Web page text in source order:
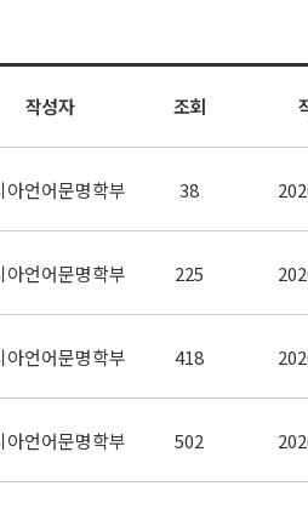
작성자 조회
아언어문명학부 38
아언어문명학부 225
아언어문명학부 418
아언어문명학부 502